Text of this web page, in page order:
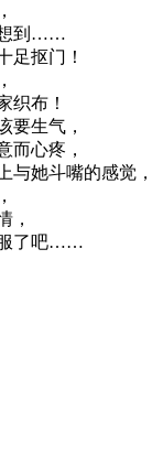
想到……
足抠门！
织布！
要生气，
而心疼，
与她斗嘴的感觉，
，
服了吧……